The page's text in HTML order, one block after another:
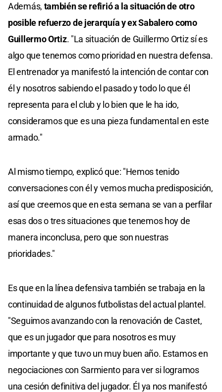
Además, también se refirió a la situación de otro
posible refuerzo de jerarquía y ex Sabalero como
Guillermo Ortiz. "La situación de Guillermo Ortiz sí es
algo que tenemos como prioridad en nuestra defensa.
El entrenador ya manifestó la intención de contar con
él y nosotros sabiendo el pasado y todo lo que él
representa para el club y lo bien que le ha ido,
consideramos que es una pieza fundamental en este
armado."
Al mismo tiempo, explicó que: "Hemos tenido
conversaciones con él y vemos mucha predisposición,
así que creemos que en esta semana se van a perfilar
esas dos o tres situaciones que tenemos hoy de
manera inconclusa, pero que son nuestras
prioridades."
Es que en la línea defensiva también se trabaja en la
continuidad de algunos futbolistas del actual plantel.
"Seguimos avanzando con la renovación de Castet,
que es un jugador que para nosotros es muy
importante y que tuvo un muy buen año. Estamos en
negociaciones con Sarmiento para ver si logramos
una cesión definitiva del jugador. Él ya nos manifestó